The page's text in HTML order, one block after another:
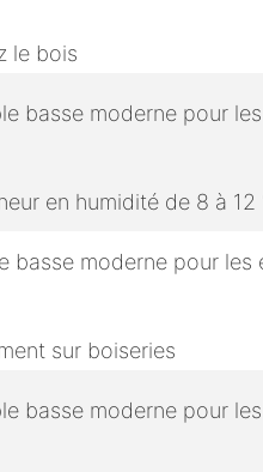
le bois
en humidité de 8 à
sur boiseries